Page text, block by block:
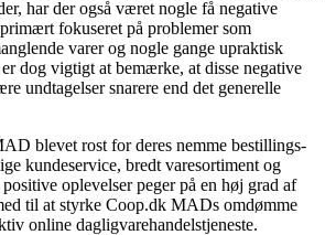
har der også været nogle få negative
fokuseret på problemer som
varer og nogle gange upraktisk
dog vigtigt at bemærke, at disse negative
undtagelser snarere end det generelle
blevet rost for deres nemme bestillings-
kundeservice, bredt varesortiment og
oplevelser peger på en høj grad af
til at styrke Coop.dk MADs omdømme
online dagligvarehandelstjeneste.